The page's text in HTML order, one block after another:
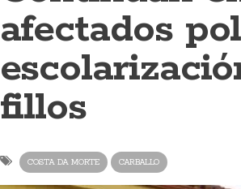
afectados
fillos
COSTA DA MORTE CARBALLO